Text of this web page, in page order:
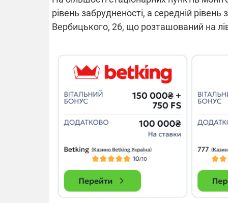
рівень забрудненості, а середній
Вербицького, 26, що розташований на
14.11.2025
"Око та
збір
одразу